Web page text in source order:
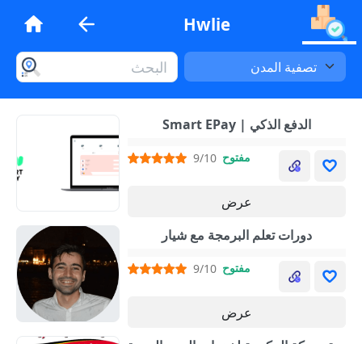
Hwlie
Smart EPay | الدفع الذكي
9/10 مفتوح
عرض
دورات تعلم البرمجة مع شيار
9/10 مفتوح
عرض